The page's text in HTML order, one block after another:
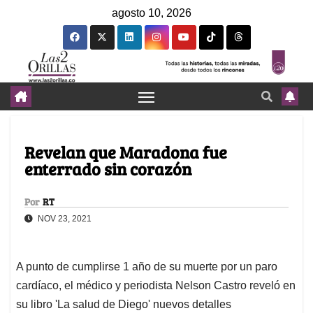
agosto 10, 2026
Revelan que Maradona fue
enterrado sin corazón
Por RT
NOV 23, 2021
A punto de cumplirse 1 año de su muerte por un paro
cardíaco, el médico y periodista Nelson Castro reveló en
su libro 'La salud de Diego' nuevos detalles